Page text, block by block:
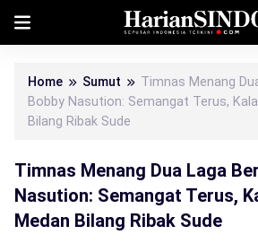
Home Sumut
Timnas Menang
Bobby Nasution: Semangat Terus,
Bilang Ribak Sude
Timnas Menang Dua Laga
Nasution: Semangat Terus,
Medan Bilang Ribak Sude